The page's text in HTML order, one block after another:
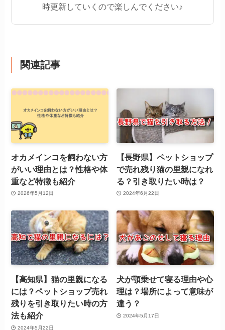
時更新していくので楽しんでください♪
関連記事
オカメインコを飼わない方
がいい理由とは？性格や体
重など特徴も紹介
2026年5月12日
【長野県】ペットショップ
で売れ残り猫の里親になれ
る？引き取りたい時は？
2024年6月22日
【高知県】猫の里親になる
には？ペットショップ売れ
残りを引き取りたい時の方
法も紹介
2024年5月22日
犬が顎乗せて寝る理由や心
理は？場所によって意味が
違う？
2024年5月17日